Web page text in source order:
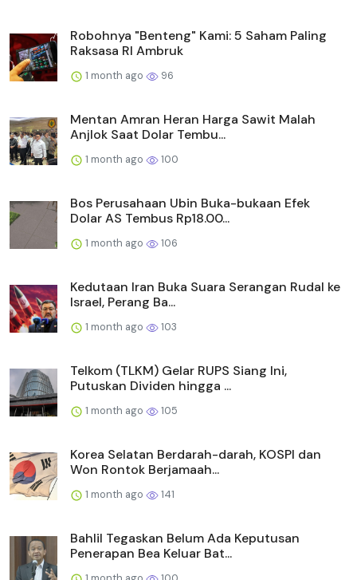
Robohnya "Benteng" Kami: 5 Saham Paling
Raksasa RI Ambruk
1 month ago 96
Mentan Amran Heran Harga Sawit Malah
Anjlok Saat Dolar Tembu...
1 month ago 100
Bos Perusahaan Ubin Buka-bukaan Efek
Dolar AS Tembus Rp18.00...
1 month ago 106
Kedutaan Iran Buka Suara Serangan Rudal ke
Israel, Perang Ba...
1 month ago 103
Telkom (TLKM) Gelar RUPS Siang Ini,
Putuskan Dividen hingga ...
1 month ago 105
Korea Selatan Berdarah-darah, KOSPI dan
Won Rontok Berjamaah...
1 month ago 141
Bahlil Tegaskan Belum Ada Keputusan
Penerapan Bea Keluar Bat...